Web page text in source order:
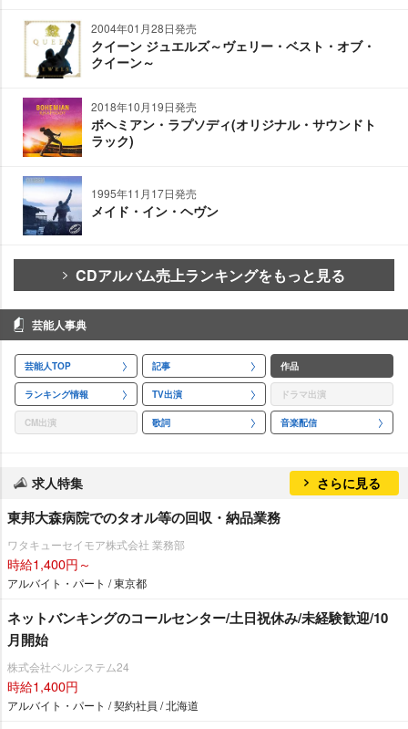
2004年01月28日発売
クイーン ジュエルズ～ヴェリー・ベスト・オブ・
クイーン～
2018年10月19日発売
ボヘミアン・ラプソディ(オリジナル・サウンドト
ラック)
1995年11月17日発売
メイド・イン・ヘヴン
CDアルバム売上ランキングをもっと見る
芸能人事典
芸能人TOP 記事 作品
ランキング情報 TV出演 ドラマ出演
CM出演 歌詞 音楽配信
求人特集 さらに見る
東邦大森病院でのタオル等の回収・納品業務
ワタキューセイモア株式会社 業務部
時給1,400円～
アルバイト・パート / 東京都
ネットバンキングのコールセンター/土日祝休み/未経験歓迎/10
月開始
株式会社ベルシステム24
時給1,400円
アルバイト・パート / 契約社員 / 北海道